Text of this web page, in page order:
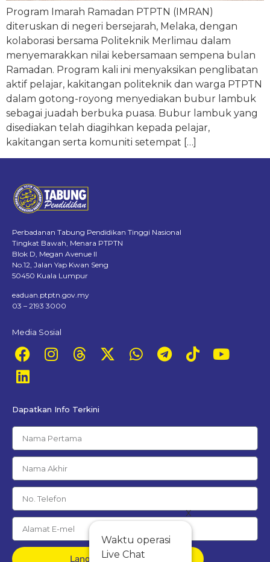
x
Waktu operasi
Live Chat
Program Imarah Ramadan PTPTN (IMRAN)
diteruskan di negeri bersejarah, Melaka, dengan
kolaborasi bersama Politeknik Merlimau dalam
menyemarakkan nilai kebersamaan sempena bulan
Ramadan. Program kali ini menyaksikan penglibatan
aktif pelajar, kakitangan politeknik dan warga PTPTN
dalam gotong-royong menyediakan bubur lambuk
sebagai juadah berbuka puasa. Bubur lambuk yang
disediakan telah diagihkan kepada pelajar,
kakitangan serta komuniti setempat […]
Perbadanan Tabung Pendidikan Tinggi Nasional
Tingkat Bawah, Menara PTPTN
Blok D, Megan Avenue II
No.12, Jalan Yap Kwan Seng
50450 Kuala Lumpur
eaduan.ptptn.gov.my
03 – 2193 3000
Media Sosial
Dapatkan Info Terkini
Langgan Percuma